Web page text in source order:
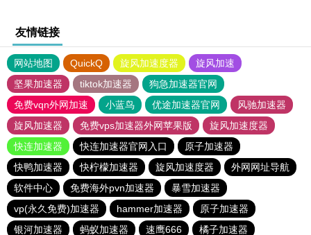
友情链接
网站地图 QuickQ 旋风加速度器
旋风加速
坚果加速器
tiktok加速器
狗急加速器官网
免费vqn外网加速
小蓝鸟 优途加速器官网
风驰加速器
旋风加速器
免费vps加速器外网苹果版
旋风加速度器
快连加速器
快连加速器官网入口
原子加速器
快鸭加速器
快柠檬加速器 旋风加速度器
外网网址导航
软件中心
免费海外pvn加速器
暴雪加速器
vp(永久免费)加速器
hammer加速器
原子加速器
银河加速器
蚂蚁加速器 速鹰666 橘子加速器